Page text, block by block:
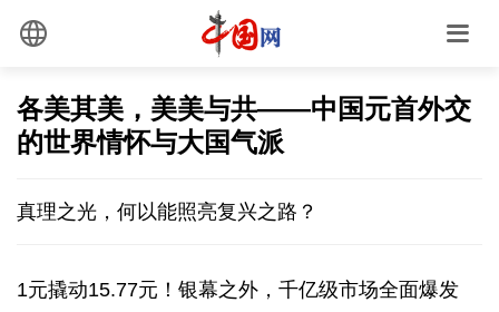
各美其美，美美与共——中国元首外交
的世界情怀与大国气派
真理之光，何以能照亮复兴之路？
1元撬动15.77元！银幕之外，千亿级市场全面爆发